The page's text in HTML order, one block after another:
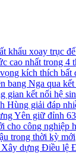
khẩu xoay trục
cao nhất trong 4
kích thích bất
bang Nga qua
gian kết nối hệ
giải đáp
Yên giữ đỉnh
cho công nghiệp
trong thời kỳ mới
dựng Điều lệ